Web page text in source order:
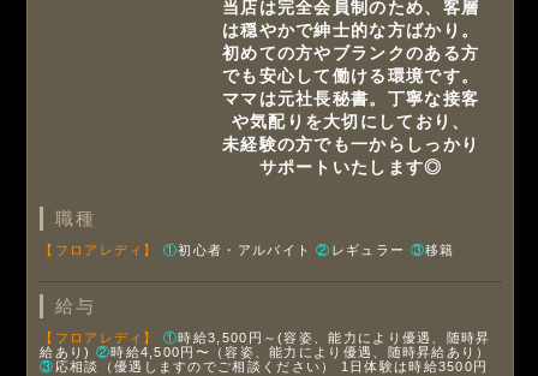
当店は完全会員制のため、客層
は穏やかで紳士的な方ばかり。
初めての方やブランクのある方
でも安心して働ける環境です。
ママは元社長秘書。丁寧な接客
や気配りを大切にしており、
未経験の方でも一からしっかり
サポートいたします◎
職種
【フロアレディ】 ①初心者・アルバイト② レギュラー ③移籍
給与
【フロアレディ】 ①時給3,500円～(容姿、能力により優遇、随時昇
給あり) ②時給4,500円〜（容姿、能力により優遇、随時昇給あり）
③ 応相談（優遇しますのでご相談ください） 1日体験は時給3500円